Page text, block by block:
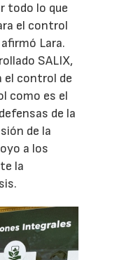
todo lo que
el control
Lara.
SALIX,
el control de
como es el
de la
de la
a los
la